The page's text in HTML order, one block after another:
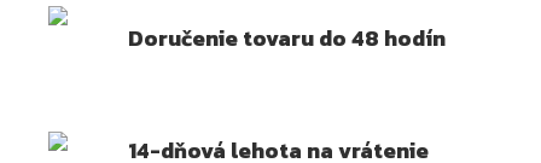
Doručenie tovaru do 48 hodín
14-dňová lehota na vrátenie